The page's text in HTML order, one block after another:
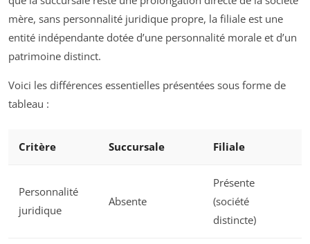
mère, sans personnalité juridique propre, la filiale est une
entité indépendante dotée d’une personnalité morale et d’un
patrimoine distinct.
Voici les différences essentielles présentées sous forme de
tableau :
Critère Succursale Filiale
Personnalité
juridique
Absente
Présente
(société
distincte)